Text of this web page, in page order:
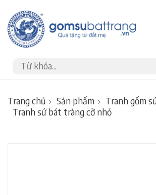
Trang chủ Sản phẩm
Tranh gốm
Tranh sứ bát tràng cỡ nhỏ